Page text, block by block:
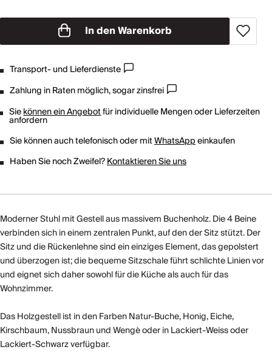
In den Warenkorb
Transport- und Lieferdienste
Zahlung in Raten möglich, sogar zinsfrei
Siekönnen ein Angebotfür individuelle Mengen oder Lieferzeiten
anfordern
Sie können auch telefonisch oder mitWhatsAppeinkaufen
Haben Sie noch Zweifel?Kontaktieren Sie uns
Moderner Stuhl mit Gestell aus massivem Buchenholz. Die 4 Beine
verbinden sich in einem zentralen Punkt, auf den der Sitz stützt. Der
Sitz und die Rückenlehne sind ein einziges Element, das gepolstert
und überzogen ist; die bequeme Sitzschale führt schlichte Linien vor
und eignet sich daher sowohl für die Küche als auch für das
Wohnzimmer.
Das Holzgestell ist in den Farben Natur-Buche, Honig, Eiche,
Kirschbaum, Nussbraun und Wengè oder in Lackiert-Weiss oder
Lackiert-Schwarz verfügbar.